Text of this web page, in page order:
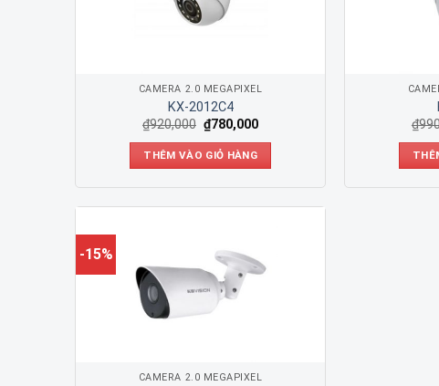
CAMERA 2.0 MEGAPIXEL
KX-2012C4
₫920,000 ₫780,000
THÊM VÀO GIỎ HÀNG
₫
-15%
CAMERA 2.0 MEGAPIXEL